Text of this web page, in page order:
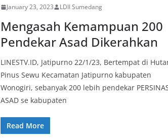
January 23, 2023 LDII Sumedang
Mengasah Kemampuan 200
Pendekar Asad Dikerahkan
LINESTV.ID, Jatipurno 22/1/23, Bertempat di
Pinus Sewu Kecamatan Jatipurno kabupaten
Wonogiri, sebanyak 200 lebih pendekar
ASAD se kabupaten
Read More